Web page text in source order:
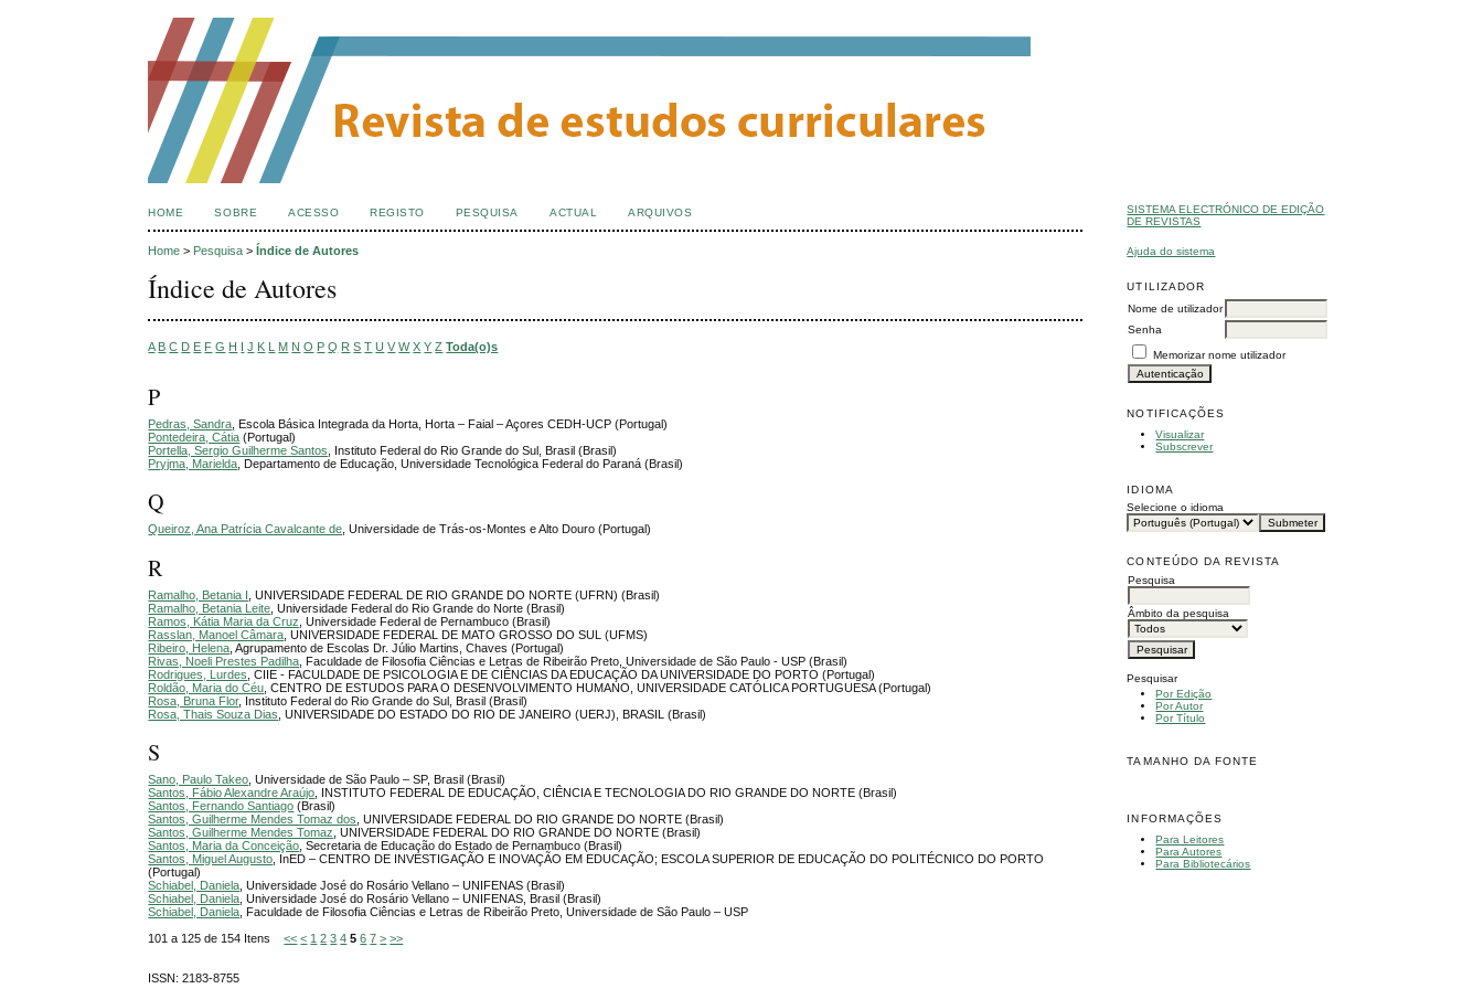
SISTEMA ELECTRÓNICO DE EDIÇÃO
DE REVISTAS
Ajuda do sistema
UTILIZADOR
Nome de utilizador
Senha
Memorizar nome utilizador
NOTIFICAÇÕES
Visualizar
Subscrever
IDIOMA
Selecione o idioma
CONTEÚDO DA REVISTA
Pesquisa
Âmbito da pesquisa
Pesquisar
Por Edição
Por Autor
Por Título
TAMANHO DA FONTE
INFORMAÇÕES
Para Leitores
Para Autores
Para Bibliotecários
HOME SOBRE ACESSO REGISTO PESQUISA ACTUAL ARQUIVOS
Home > Pesquisa >Índice de Autores
Índice de Autores
A B C D E F G H I J K L M N O P Q R S T U V W X Y Z Toda(o)s
P
Pedras, Sandra , Escola Básica Integrada da Horta, Horta – Faial – Açores CEDH-UCP (Portugal)
Pontedeira, Cátia (Portugal)
Portella, Sergio Guilherme Santos
, Instituto Federal do Rio Grande do Sul, Brasil (Brasil)
Pryjma, Marielda , Departamento de Educação, Universidade Tecnológica Federal do Paraná (Brasil)
Q
Queiroz, Ana Patrícia Cavalcante de, Universidade de Trás-os-Montes e Alto Douro (Portugal)
R
Ramalho, Betania I , UNIVERSIDADE FEDERAL DE RIO GRANDE DO NORTE (UFRN) (Brasil)
Ramalho, Betania Leite , Universidade Federal do Rio Grande do Norte (Brasil)
Ramos, Kátia Maria da Cruz , Universidade Federal de Pernambuco (Brasil)
Rasslan, Manoel Câmara , UNIVERSIDADE FEDERAL DE MATO GROSSO DO SUL (UFMS)
Ribeiro, Helena , Agrupamento de Escolas Dr. Júlio Martins, Chaves (Portugal)
Rivas, Noeli Prestes Padilha , Faculdade de Filosofia Ciências e Letras de Ribeirão Preto, Universidade de São Paulo - USP (Brasil)
Rodrigues, Lurdes , CIIE - FACULDADE DE PSICOLOGIA E DE CIÊNCIAS DA EDUCAÇÃO DA UNIVERSIDADE DO PORTO (Portugal)
Roldão, Maria do Céu , CENTRO DE ESTUDOS PARA O DESENVOLVIMENTO HUMANO, UNIVERSIDADE CATÓLICA PORTUGUESA (Portugal)
Rosa, Bruna Flor, Instituto Federal do Rio Grande do Sul, Brasil (Brasil)
Rosa, Thais Souza Dias , UNIVERSIDADE DO ESTADO DO RIO DE JANEIRO (UERJ), BRASIL (Brasil)
S
Sano, Paulo Takeo , Universidade de São Paulo – SP, Brasil (Brasil)
Santos, Fábio Alexandre Araújo , INSTITUTO FEDERAL DE EDUCAÇÃO, CIÊNCIA E TECNOLOGIA DO RIO GRANDE DO NORTE (Brasil)
Santos, Fernando Santiago (Brasil)
Santos, Guilherme Mendes Tomaz dos , UNIVERSIDADE FEDERAL DO RIO GRANDE DO NORTE (Brasil)
Santos, Guilherme Mendes Tomaz , UNIVERSIDADE FEDERAL DO RIO GRANDE DO NORTE (Brasil)
Santos, Maria da Conceição , Secretaria de Educação do Estado de Pernambuco (Brasil)
Santos, Miguel Augusto , InED – CENTRO DE INVESTIGAÇÃO E INOVAÇÃO EM EDUCAÇÃO; ESCOLA SUPERIOR DE EDUCAÇÃO DO POLITÉCNICO DO PORTO
(Portugal)
Schiabel, Daniela , Universidade José do Rosário Vellano – UNIFENAS (Brasil)
Schiabel, Daniela , Universidade José do Rosário Vellano – UNIFENAS, Brasil (Brasil)
Schiabel, Daniela , Faculdade de Filosofia Ciências e Letras de Ribeirão Preto, Universidade de São Paulo – USP
101 a 125 de 154 Itens<< < 1 2 3 4 5 6 7 > >>
ISSN: 2183-8755